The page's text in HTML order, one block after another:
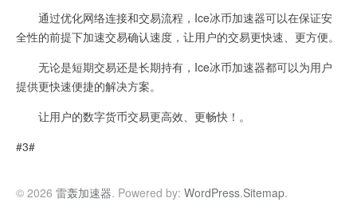
通过优化网络连接和交易流程，Ice冰币加速器可以在保证安
全性的前提下加速交易确认速度，让用户的交易更快速、更方便。
无论是短期交易还是长期持有，Ice冰币加速器都可以为用户
提供更快速便捷的解决方案。
让用户的数字货币交易更高效、更畅快！。
#3#
© 2026 雷轰加速器. Powered by: WordPress.Sitemap.